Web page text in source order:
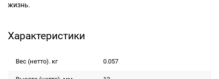
жизнь.
Характеристики
Вес (нетто). кг 0.057